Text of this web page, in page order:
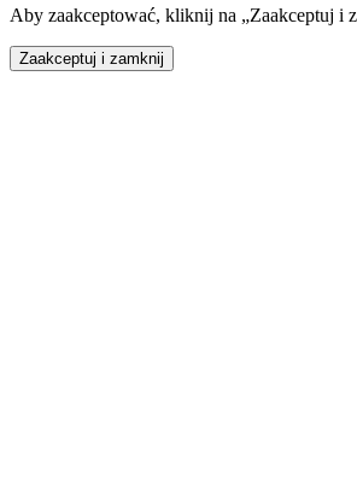
Aby zaakceptować, kliknij na „Zaakceptuj i
Zaakceptuj i zamknij